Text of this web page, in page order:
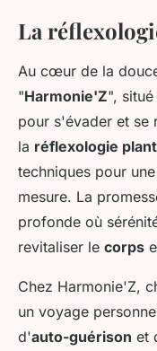
La
Au cœur de la
"Harmonie'Z",
pour s'évader et se
la réflexologie
techniques pour
mesure. La
profonde où
revitaliser le corps
Chez Harmonie'Z,
un voyage
d'auto-guérison et